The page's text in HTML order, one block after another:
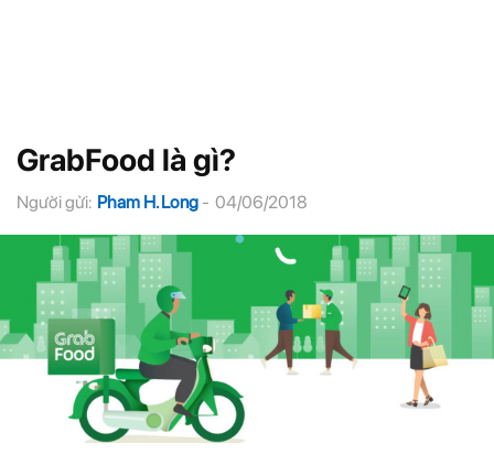
GrabFood là gì?
Người gửi: Pham H. Long - 04/06/2018